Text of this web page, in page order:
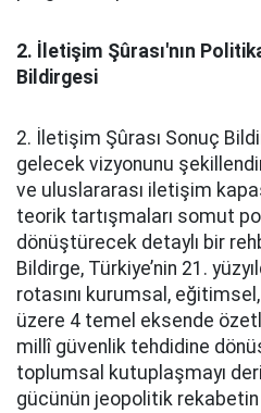
2. İletişim Şûrası'nın
Bildirgesi
2. İletişim Şûrası Sonuç
gelecek vizyonunu
ve uluslararası iletişim
teorik tartışmaları somut
dönüştürecek detaylı bir
Bildirge, Türkiye’nin 21.
rotasını kurumsal,
üzere 4 temel eksende
millî güvenlik tehdidine
toplumsal kutuplaşmayı
gücünün jeopolitik